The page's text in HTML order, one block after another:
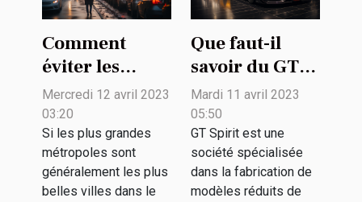
Comment
éviter les
bouchons dans
le trafic des
grandes villes
?
Mercredi 12 avril 2023
03:20
Si les plus grandes
métropoles sont
généralement les plus
belles villes dans le
Que faut-il
savoir du GT
Spirit sur sa
passion pour
les voitures
d'exception ?
Mardi 11 avril 2023
05:50
GT Spirit est une
société spécialisée
dans la fabrication de
modèles réduits de